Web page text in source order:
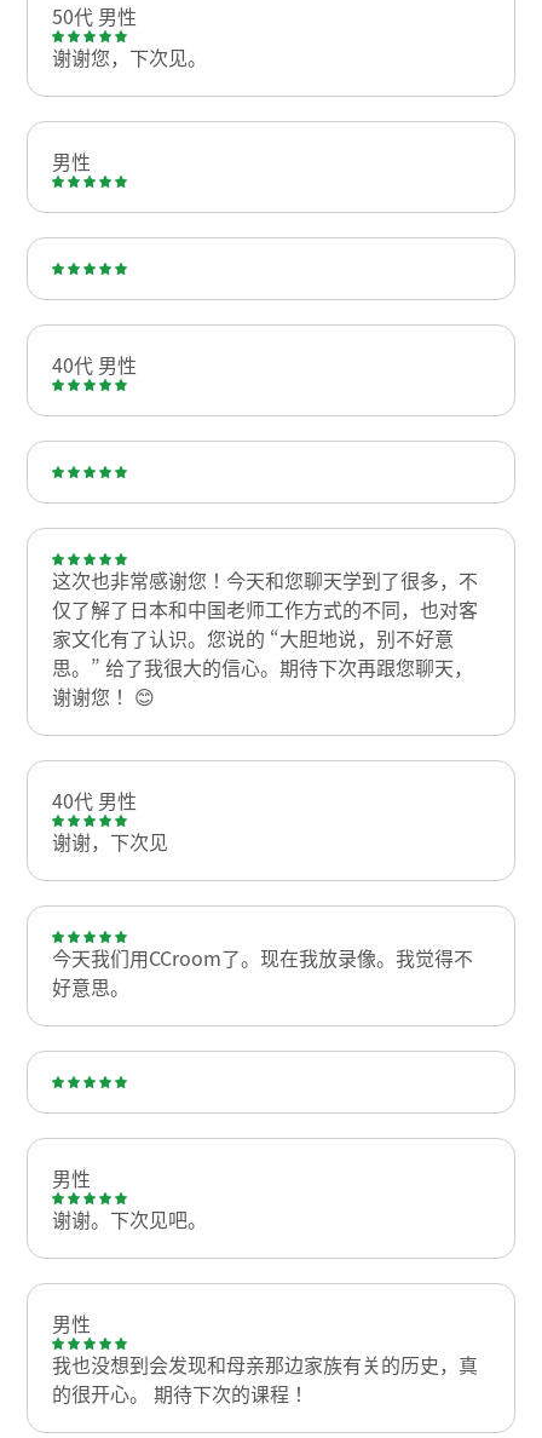
50代 男性
谢谢您，下次见。
男性
40代 男性
这次也非常感谢您！今天和您聊天学到了很多，不
仅了解了日本和中国老师工作方式的不同，也对客
家文化有了认识。您说的 “大胆地说，别不好意
思。” 给了我很大的信心。期待下次再跟您聊天，
谢谢您！ 😊
40代 男性
谢谢，下次见
今天我们用CCroom了。现在我放录像。我觉得不
好意思。
男性
谢谢。下次见吧。
男性
我也没想到会发现和母亲那边家族有关的历史，真
的很开心。 期待下次的课程！